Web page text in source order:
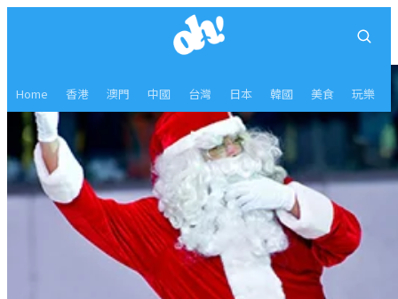
Home 香港 澳門 中國 台灣 日本 韓國 美食 玩樂